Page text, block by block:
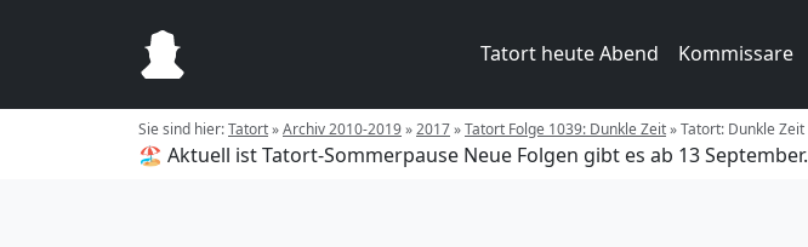
Tatort heute Abend Kommissare
Sie sind hier:Tatort»Archiv 2010-2019»2017»Tatort Folge 1039: Dunkle Zeit»Tatort: Dunkle Zeit
🏖️ Aktuell ist Tatort-Sommerpause Neue Folgen gibt es ab 13 September.